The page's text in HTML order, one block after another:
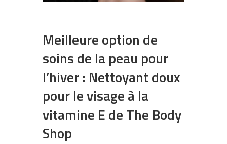
Meilleure option de
soins de la peau pour
l’hiver : Nettoyant doux
pour le visage à la
vitamine E de The Body
Shop